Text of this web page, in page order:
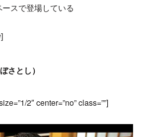
スで登場している
さとし）
2″ center=”no” class=””]